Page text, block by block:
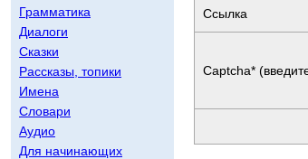
Грамматика
Диалоги
Сказки
Рассказы, топики
Имена
Словари
Аудио
Для начинающих
Ссылка
Captcha*